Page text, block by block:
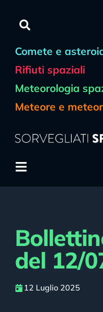
Comete e
Rifiuti spaziali
Meteorologia
Meteore e
del 12/
12 Luglio 2025